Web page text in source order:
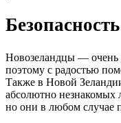
Безопасность
Новозеландцы —
поэтому с радостью
Также в Новой
абсолютно незнакомых
но они в любом случае